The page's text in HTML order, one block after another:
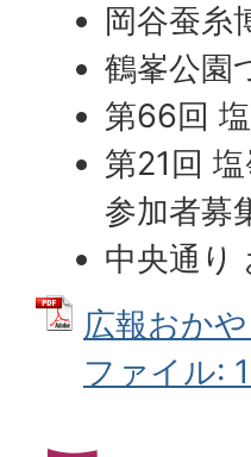
岡谷蚕糸
鶴峯公園
第66回
第21回
参加者募
中央通り
広報おか
ファイル: